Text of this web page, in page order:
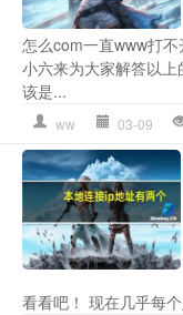
怎么com一直www打
小六来为大家解答以
该是...
ww 03-09
看看吧！ 现在几乎每